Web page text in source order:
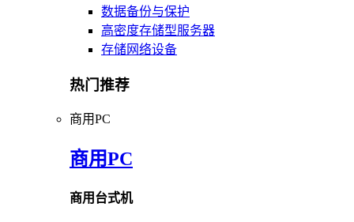
数据备份与保护
高密度存储型服务器
存储网络设备
热门推荐
商用PC
商用PC
商用台式机